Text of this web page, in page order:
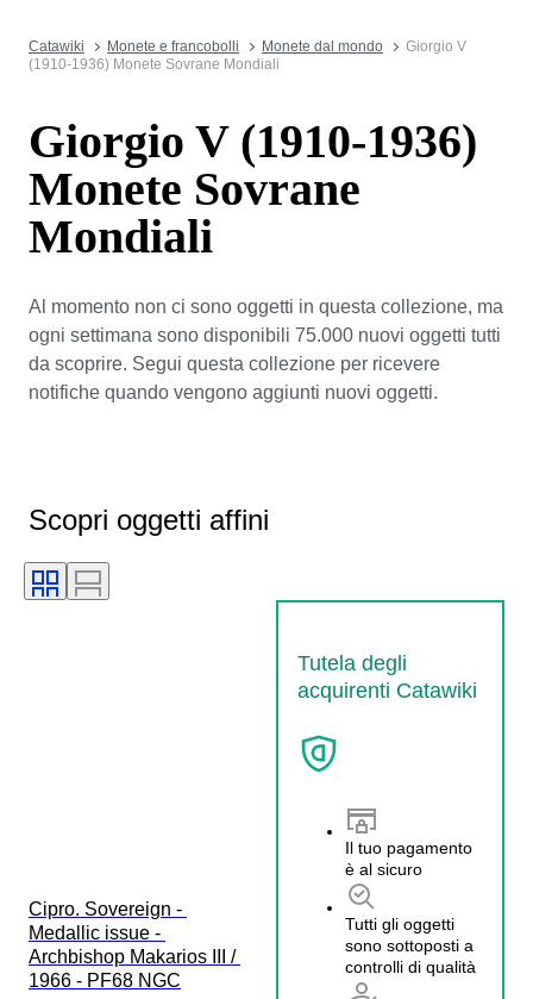
Catawiki Monete e francobolli Monete dal mondo
Giorgio V
(1910-1936) Monete Sovrane Mondiali
Giorgio V (1910-1936)
Monete Sovrane
Mondiali
Al momento non ci sono oggetti in questa collezione, ma
ogni settimana sono disponibili 75.000 nuovi oggetti tutti
da scoprire. Segui questa collezione per ricevere
notifiche quando vengono aggiunti nuovi oggetti.
Scopri oggetti affini
Tutela degli
acquirenti Catawiki
Il tuo pagamento
è al sicuro
Tutti gli oggetti
sono sottoposti a
controlli di qualità
Cipro. Sovereign -
Medallic issue -
Archbishop Makarios III /
1966 - PF68 NGC